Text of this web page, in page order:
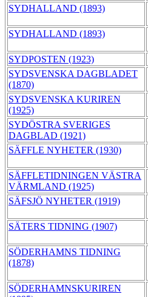
SYDHALLAND (1893)
SYDHALLAND (1893)
SYDPOSTEN (1923)
SYDSVENSKA DAGBLADET
(1870)
SYDSVENSKA KURIREN
(1925)
SYDÖSTRA SVERIGES
DAGBLAD (1921)
SÄFFLE NYHETER (1930)
SÄFFLETIDNINGEN VÄSTRA
VÄRMLAND (1925)
SÄFSJÖ NYHETER (1919)
SÄTERS TIDNING (1907)
SÖDERHAMNS TIDNING
(1878)
SÖDERHAMNSKURIREN